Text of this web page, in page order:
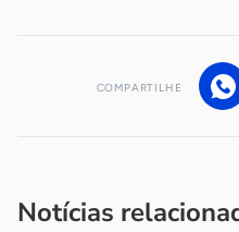
COMPARTILHE
Notícias